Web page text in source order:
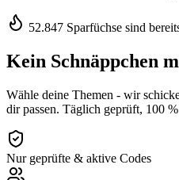
52.847 Sparfüchse sind
Kein Schnäppchen
Wähle deine Themen - wir
dir passen. Täglich geprüft, 100
Nur geprüfte & aktive Codes